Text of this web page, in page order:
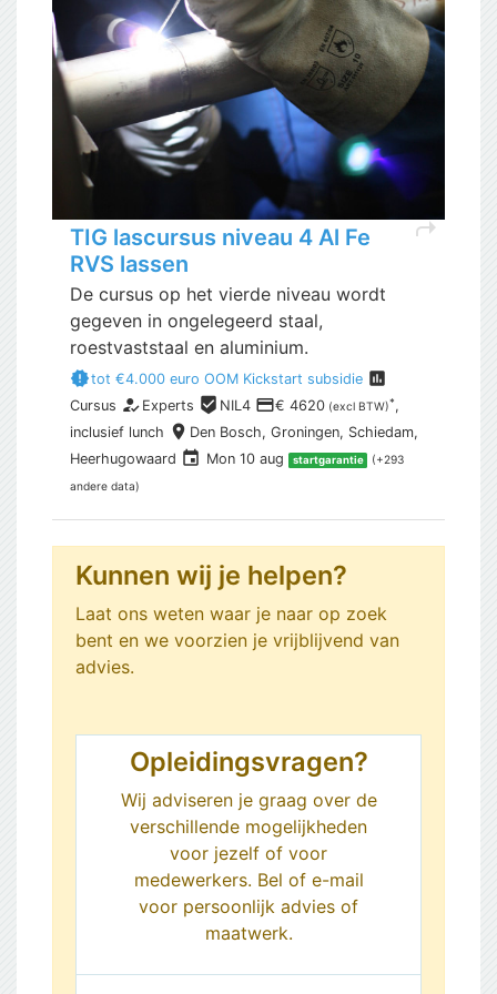
shortcut
TIG lascursus niveau 4 Al Fe
RVS lassen
De cursus op het vierde niveau wordt
gegeven in ongelegeerd staal,
roestvaststaal en aluminium.
new_releasestot €4.000 euro OOM Kickstart subsidie assessment
Cursus how_to_reg Experts beenhere NIL4 payment€ 4620 (excl BTW)*,
inclusief lunch place Den Bosch, Groningen, Schiedam,
Heerhugowaard event Mon 10 aug startgarantie
(+293
andere data)
Kunnen wij je helpen?
Laat ons weten waar je naar op zoek
bent en we voorzien je vrijblijvend van
advies.
Opleidingsvragen?
Wij adviseren je graag over de
verschillende mogelijkheden
voor jezelf of voor
medewerkers. Bel of e-mail
voor persoonlijk advies of
maatwerk.